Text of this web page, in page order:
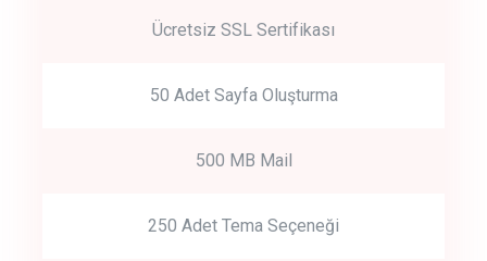
Start by trying our service for 30 days free trial no credit card
Ücretsiz SSL Sertifikası
50 Adet Sayfa Oluşturma
500 MB Mail
250 Adet Tema Seçeneği